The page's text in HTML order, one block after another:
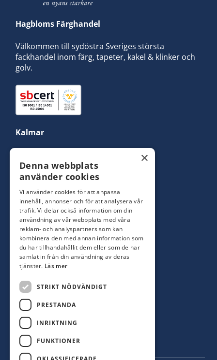
Hagbloms Färghandel
Välkommen till sydöstra Sveriges största
fackhandel inom färg, tapeter, kakel & klinker och
golv.
Kalmar
Yrkesbutik: 0480-44 28 08
info@hagblomsfarghandel.nu
Torsåsgatan 9
392 39 Kalmar
Färjestaden
0485-310 71
oland@hagblomsfarghandel.nu
Storgatan 34
386 30 Färjestaden
×
Denna webbplats
använder cookies
Vi använder cookies för att anpassa
innehåll, annonser och för att analysera vår
trafik. Vi delar också information om din
användning av vår webbplats med våra
reklam- och analyspartners som kan
kombinera den med annan information som
du har tillhandahållit dem eller som de har
samlat in från din användning av deras
tjänster. Läs mer
STRIKT NÖDVÄNDIGT
PRESTANDA
INRIKTNING
FUNKTIONER